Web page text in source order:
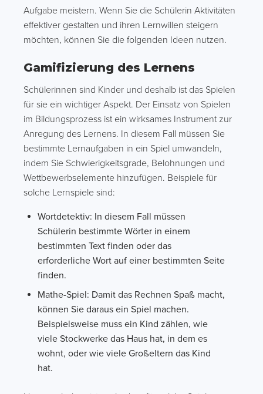
Aufgabe meistern. Wenn Sie die Schülerin Aktivitäten
effektiver gestalten und ihren Lernwillen steigern
möchten, können Sie die folgenden Ideen nutzen.
Gamifizierung des Lernens
Schülerinnen sind Kinder und deshalb ist das Spielen
für sie ein wichtiger Aspekt. Der Einsatz von Spielen
im Bildungsprozess ist ein wirksames Instrument zur
Anregung des Lernens. In diesem Fall müssen Sie
bestimmte Lernaufgaben in ein Spiel umwandeln,
indem Sie Schwierigkeitsgrade, Belohnungen und
Wettbewerbselemente hinzufügen. Beispiele für
solche Lernspiele sind:
Wortdetektiv: In diesem Fall müssen
Schülerin bestimmte Wörter in einem
bestimmten Text finden oder das
erforderliche Wort auf einer bestimmten Seite
finden.
Mathe-Spiel: Damit das Rechnen Spaß macht,
können Sie daraus ein Spiel machen.
Beispielsweise muss ein Kind zählen, wie
viele Stockwerke das Haus hat, in dem es
wohnt, oder wie viele Großeltern das Kind
hat.